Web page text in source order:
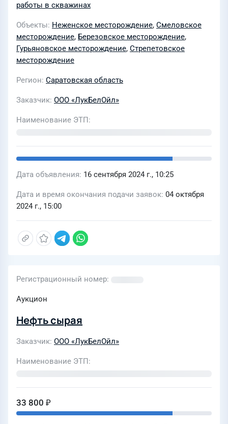
работы в скважинах
Объекты Неженское месторождение, Смеловское
месторождение, Березовское месторождение,
Гурьяновское месторождение, Стрепетовское
месторождение
Регион Саратовская область
Заказчик ООО «ЛукБелОйл»
Наименование ЭТП
Дата объявления 16 сентября 2024 г., 10:25
Дата и время окончания подачи заявок 04 октября
2024 г., 15:00
Регистрационный номер
Аукцион
Нефть сырая
Заказчик ООО «ЛукБелОйл»
Наименование ЭТП
33 800 ₽